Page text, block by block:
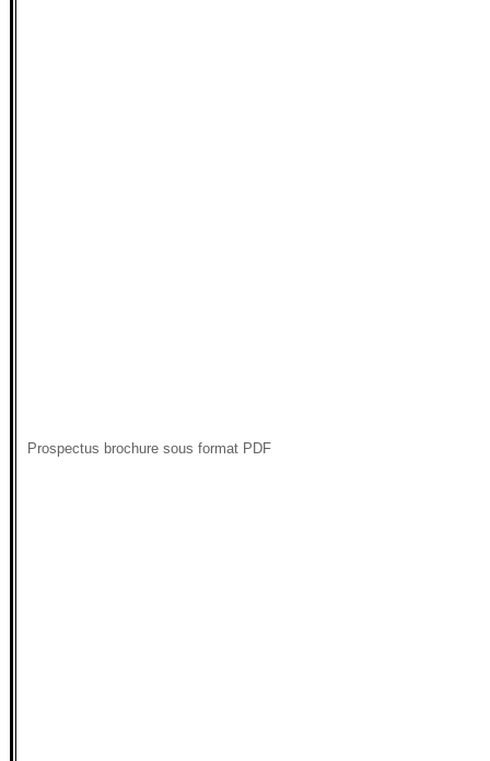
Prospectus brochure sous format PDF